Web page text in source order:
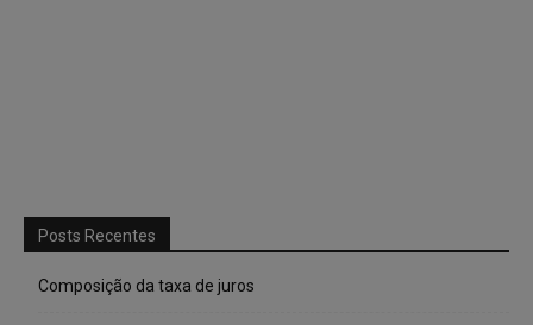
Posts Recentes
Composição da taxa de juros